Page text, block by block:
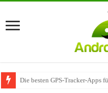
Die besten GPS-Tracker-Apps
Umhängeband fürs Handy: